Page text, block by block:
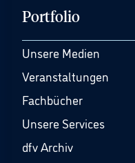
Portfolio
Unsere Medien
Veranstaltungen
Fachbücher
Unsere Services
dfv Archiv